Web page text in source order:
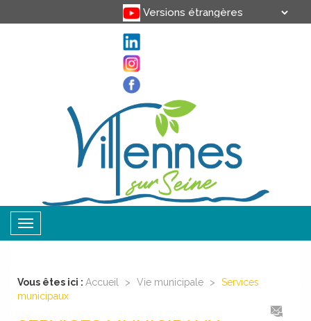
Toggle
navigation
Vous êtes ici : Accueil > Vie municipale >
Services
municipaux